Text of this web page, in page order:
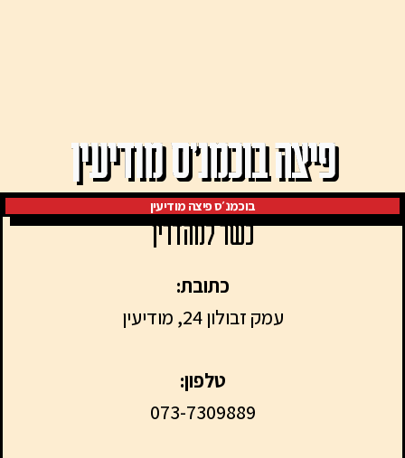
פיצה בוכמנ׳ס מודיעין
בוכמנ׳ס פיצה מודיעין
כשר למהדרין
כתובת:
עמק זבולון 24, מודיעין
טלפון:
073-7309889